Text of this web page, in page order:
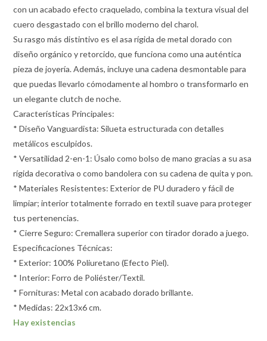
con un acabado efecto craquelado, combina la textura visual del
cuero desgastado con el brillo moderno del charol.
Su rasgo más distintivo es el asa rígida de metal dorado con
diseño orgánico y retorcido, que funciona como una auténtica
pieza de joyería. Además, incluye una cadena desmontable para
que puedas llevarlo cómodamente al hombro o transformarlo en
un elegante clutch de noche.
Características Principales:
* Diseño Vanguardista: Silueta estructurada con detalles
metálicos esculpidos.
* Versatilidad 2-en-1: Úsalo como bolso de mano gracias a su asa
rígida decorativa o como bandolera con su cadena de quita y pon.
* Materiales Resistentes: Exterior de PU duradero y fácil de
limpiar; interior totalmente forrado en textil suave para proteger
tus pertenencias.
* Cierre Seguro: Cremallera superior con tirador dorado a juego.
Especificaciones Técnicas:
* Exterior: 100% Poliuretano (Efecto Piel).
* Interior: Forro de Poliéster/Textil.
* Fornituras: Metal con acabado dorado brillante.
* Medidas: 22x13x6 cm.
Hay existencias